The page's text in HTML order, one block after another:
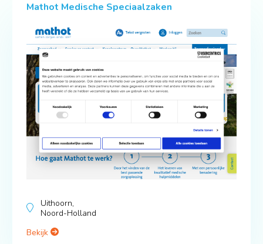
Mathot Medische Speciaalzaken
Uithoorn,
Noord-Holland
Bekijk